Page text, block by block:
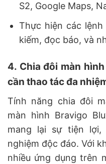
S2, Google Maps,
Thực hiện các
kiếm, đọc báo, và
4. Chia đôi màn
cần thao tác đa
Tính năng chia đôi
màn hình Bravigo
mang lại sự tiện
nghiệm độc đáo. Với
nhiều ứng dụng trên